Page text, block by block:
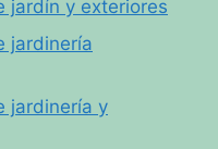
jardín y exteriores
jardinería
jardinería y